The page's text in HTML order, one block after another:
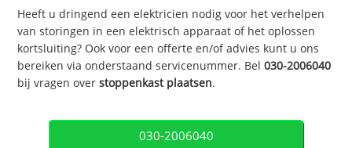
Heeft u dringend een elektricien nodig voor het verhelpen
van storingen in een elektrisch apparaat of het oplossen
kortsluiting? Ook voor een offerte en/of advies kunt u ons
bereiken via onderstaand servicenummer. Bel030-2006040
bij vragen overstoppenkast plaatsen.
030-2006040